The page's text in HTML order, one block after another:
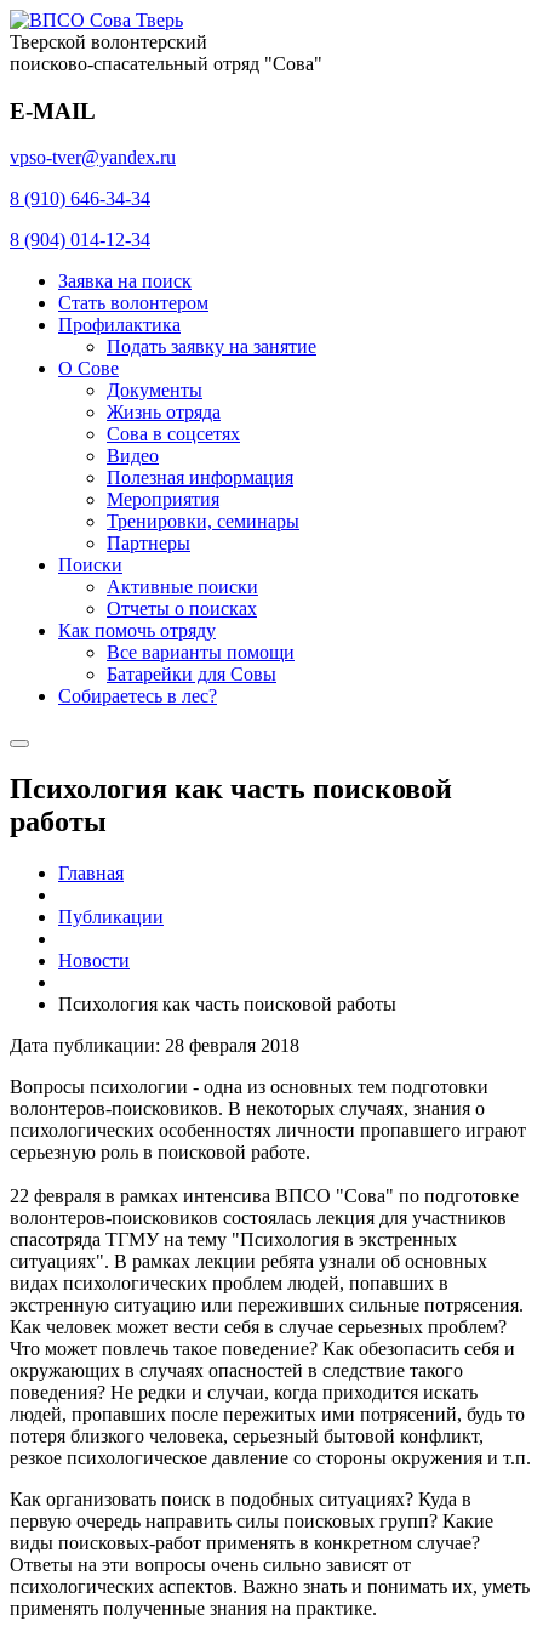
Тверской волонтерский
поисково-спасательный отряд "Сова"
E-MAIL
vpso-tver@yandex.ru
8 (910) 646-34-34
8 (904) 014-12-34
Заявка на поиск
Стать волонтером
Профилактика
Подать заявку на занятие
О Сове
Документы
Жизнь отряда
Сова в соцсетях
Видео
Полезная информация
Мероприятия
Тренировки, семинары
Партнеры
Поиски
Активные поиски
Отчеты о поисках
Как помочь отряду
Все варианты помощи
Батарейки для Совы
Собираетесь в лес?
Психология как часть поисковой
работы
Главная
Публикации
Новости
Психология как часть поисковой работы
Дата публикации: 28 февраля 2018
Вопросы психологии - одна из основных тем подготовки
волонтеров-поисковиков. В некоторых случаях, знания о
психологических особенностях личности пропавшего играют
серьезную роль в поисковой работе.
22 февраля в рамках интенсива ВПСО "Сова" по подготовке
волонтеров-поисковиков состоялась лекция для участников
спасотряда ТГМУ на тему "Психология в экстренных
ситуациях". В рамках лекции ребята узнали об основных
видах психологических проблем людей, попавших в
экстренную ситуацию или переживших сильные потрясения.
Как человек может вести себя в случае серьезных проблем?
Что может повлечь такое поведение? Как обезопасить себя и
окружающих в случаях опасностей в следствие такого
поведения? Не редки и случаи, когда приходится искать
людей, пропавших после пережитых ими потрясений, будь то
потеря близкого человека, серьезный бытовой конфликт,
резкое психологическое давление со стороны окружения и т.п.
Как организовать поиск в подобных ситуациях? Куда в
первую очередь направить силы поисковых групп? Какие
виды поисковых-работ применять в конкретном случае?
Ответы на эти вопросы очень сильно зависят от
психологических аспектов. Важно знать и понимать их, уметь
применять полученные знания на практике.